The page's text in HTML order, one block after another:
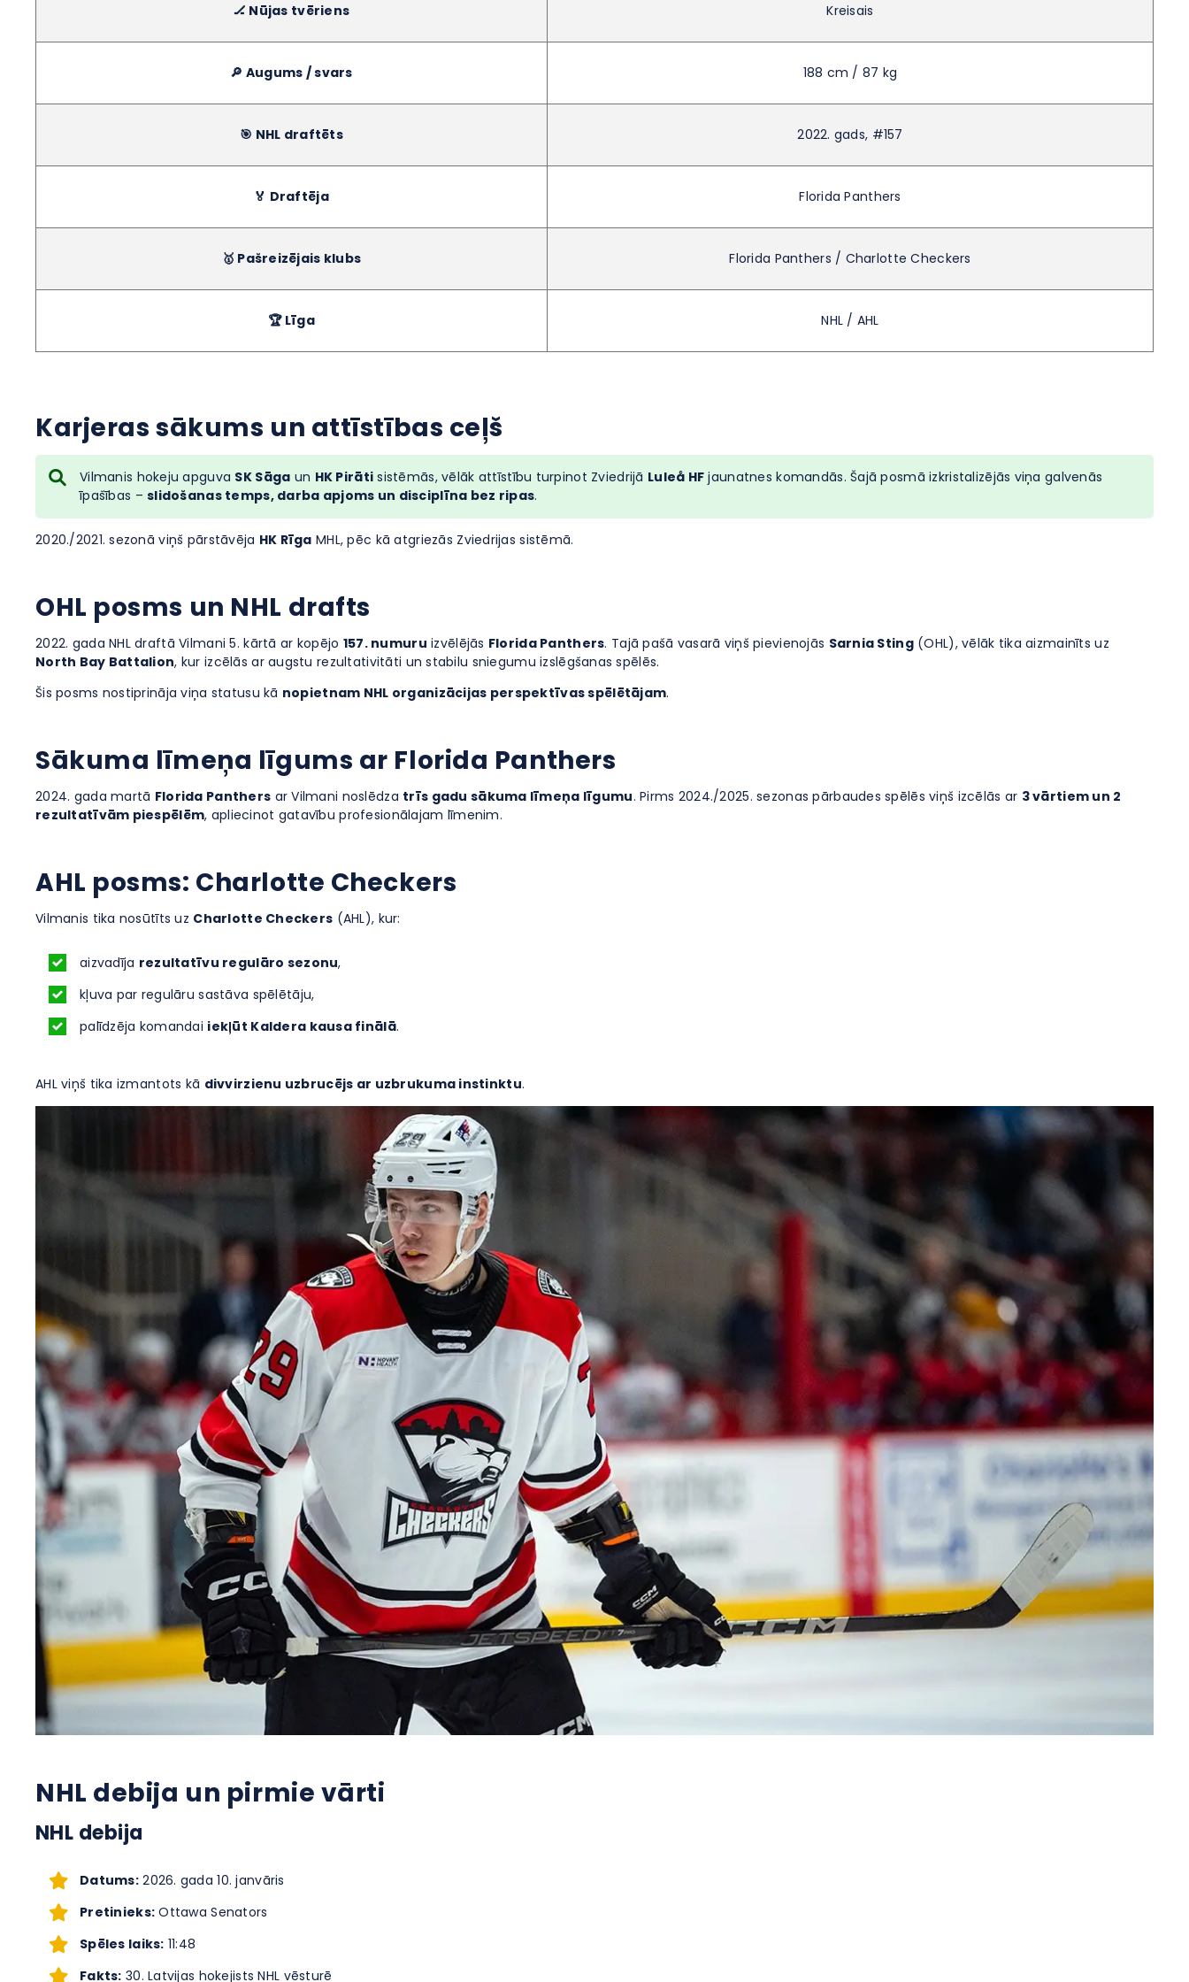
🏒 Nūjas tvēriens Kreisais
🔎 Augums / svars 188 cm / 87 kg
🎯 NHL draftēts 2022. gads, #157
🏅 Draftēja Florida Panthers
🥇 Pašreizējais klubs Florida Panthers / Charlotte Checkers
🏆 Līga NHL / AHL
Karjeras sākums un attīstības ceļš
Vilmanis hokeju apguva SK Sāga un HK Pirāti sistēmās, vēlāk attīstību turpinot Zviedrijā Luleå HF jaunatnes komandās. Šajā posmā izkristalizējās viņa galvenās
īpašības –slidošanas temps, darba apjoms un disciplīna bez ripas.
2020./2021. sezonā viņš pārstāvēja HK Rīga MHL, pēc kā atgriezās Zviedrijas sistēmā.
OHL posms un NHL drafts
2022. gada NHL draftā Vilmani 5. kārtā ar kopējo 157. numuru izvēlējās Florida Panthers. Tajā pašā vasarā viņš pievienojās Sarnia Sting(OHL), vēlāk tika aizmainīts uz
North Bay Battalion, kur izcēlās ar augstu rezultativitāti un stabilu sniegumu izslēgšanas spēlēs.
Šis posms nostiprināja viņa statusu kā nopietnam NHL organizācijas perspektīvas spēlētājam.
Sākuma līmeņa līgums ar Florida Panthers
2024. gada martā Florida Panthers ar Vilmani noslēdza trīs gadu sākuma līmeņa līgumu. Pirms 2024./2025. sezonas pārbaudes spēlēs viņš izcēlās ar 3 vārtiem un 2
rezultatīvām piespēlēm, apliecinot gatavību profesionālajam līmenim.
AHL posms: Charlotte Checkers
Vilmanis tika nosūtīts uz Charlotte Checkers (AHL), kur:
aizvadīja rezultatīvu regulāro sezonu,
kļuva par regulāru sastāva spēlētāju,
palīdzēja komandai iekļūt Kaldera kausa finālā.
AHL viņš tika izmantots kā divvirzienu uzbrucējs ar uzbrukuma instinktu.
NHL debija un pirmie vārti
NHL debija
Datums:2026. gada 10. janvāris
Pretinieks: Ottawa Senators
Spēles laiks: 11:48
Fakts: 30. Latvijas hokejists NHL vēsturē